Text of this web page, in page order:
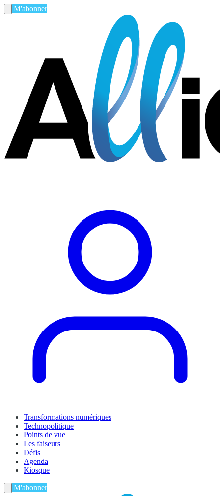
M'abonner
Transformations numériques
Technopolitique
Points de vue
Les faiseurs
Défis
Agenda
Kiosque
M'abonner